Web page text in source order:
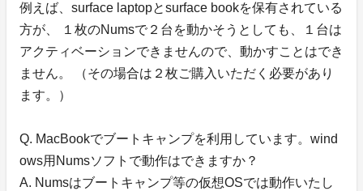
例えば、surface laptopとsurface bookを保有されている
方が、 １枚のNumsで２台を動かそうとしても、１台は
アクティベーションできませんので、動かすことはでき
ません。 （その場合は２枚ご購入いただく必要があり
ます。）
Q. MacBookでブートキャンプを利用しています。wind
ows用Numsソフトで動作はできますか？
A. Numsはブートキャンプ等の仮想OSでは動作いたし